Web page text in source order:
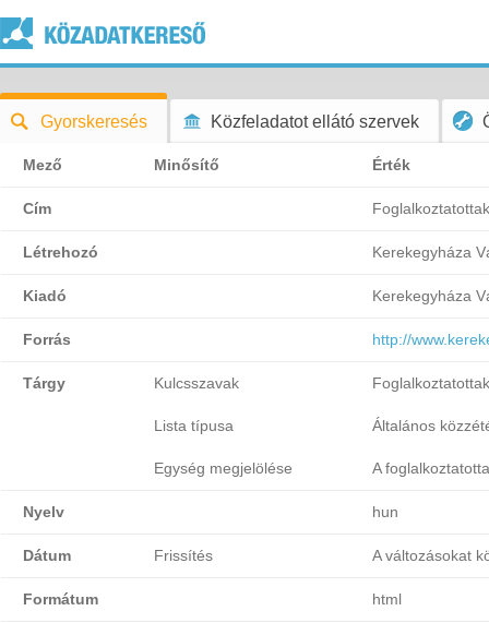
Gyorskeresés Közfeladatot ellátó szervek
Mező Minősítő Érték
Cím
Létrehozó Kerekegyháza
Kiadó Kerekegyháza
Forrás http://
Tárgy Kulcsszavak
Lista típusa Általános
Egység megjelölése A
Nyelv hun
Dátum Frissítés A változásokat
Formátum html